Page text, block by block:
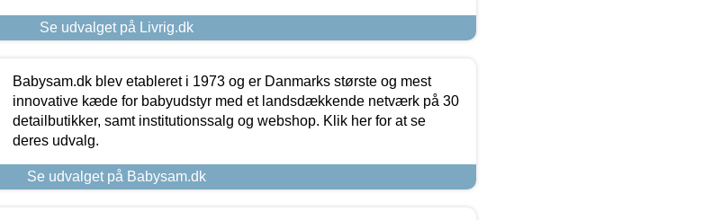
Se udvalget på Livrig.dk
Babysam.dk blev etableret i 1973 og er Danmarks største og mest
innovative kæde for babyudstyr med et landsdækkende netværk på 30
detailbutikker, samt institutionssalg og webshop. Klik her for at se
deres udvalg.
Se udvalget på Babysam.dk